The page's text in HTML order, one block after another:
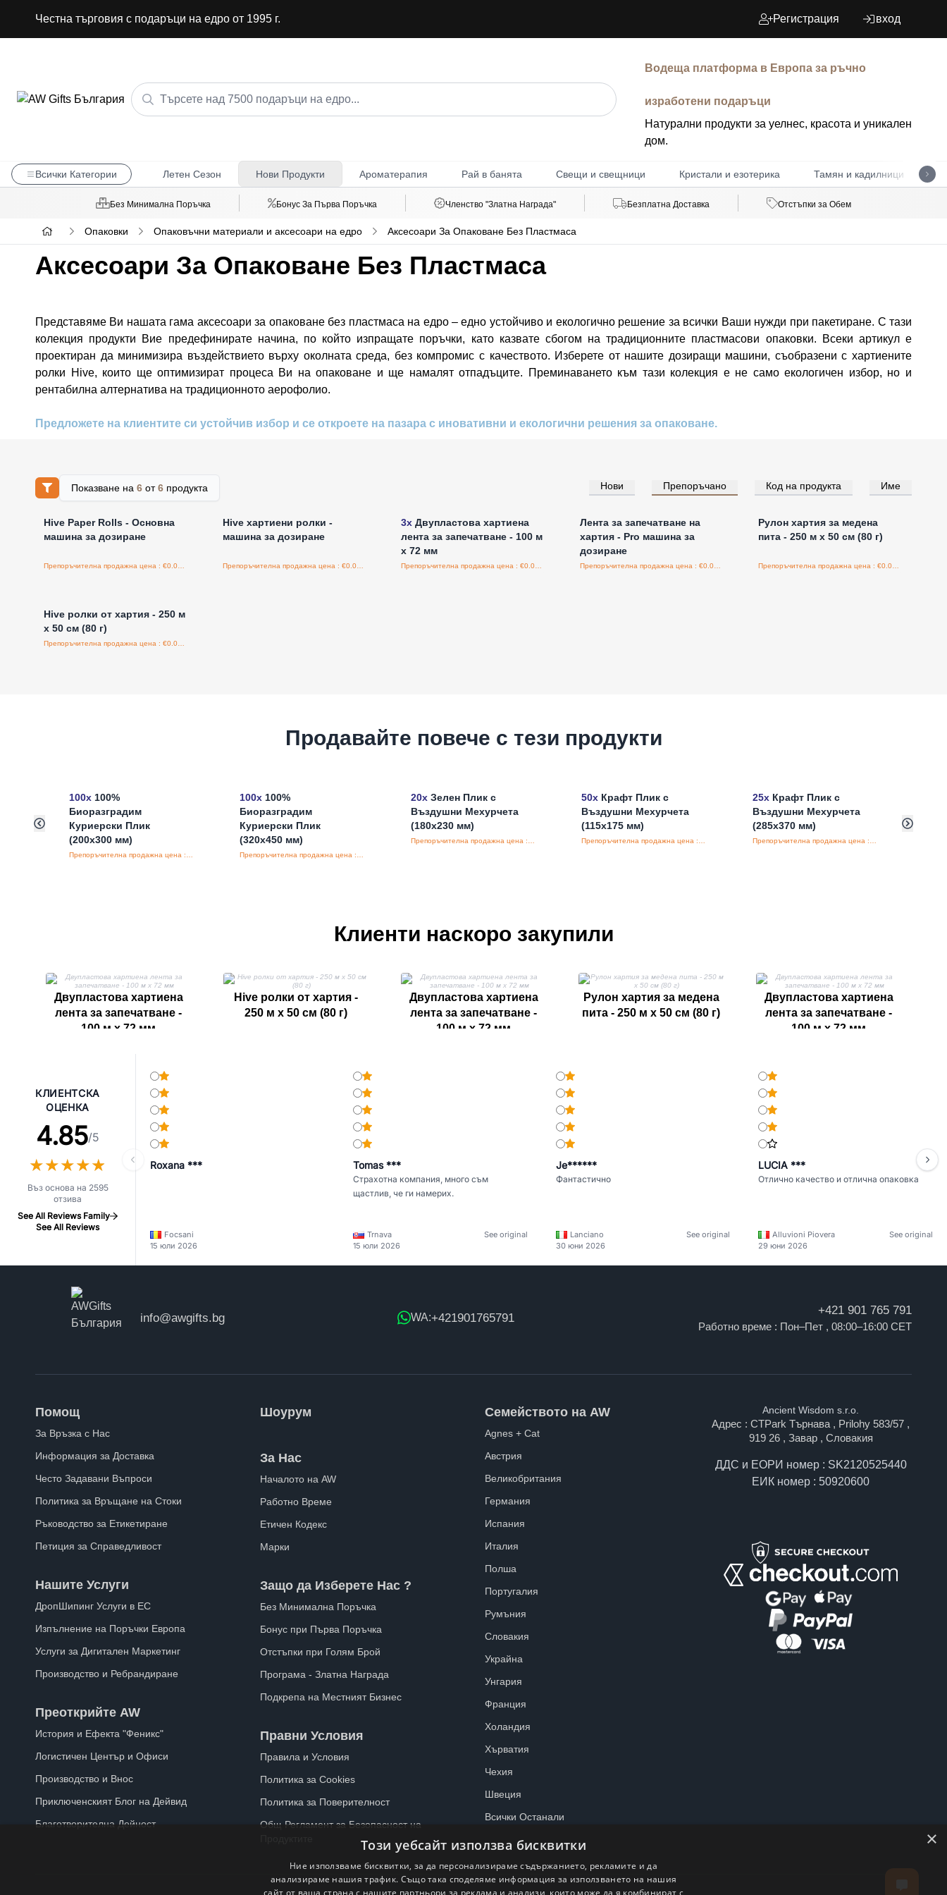
Честна търговия с подаръци на едро от 1995 г. Регистрация вход
Водеща платформа в Европа за ръчно
изработени подаръци
Натурални продукти за уелнес, красота и уникален
дом.
Всички Категории Летен Сезон Нови Продукти Ароматерапия Рай в банята Свещи и свещници Кристали и езотерика Тамян и кадилници
Без Минимална Поръчка Бонус За Първа Поръчка Членство "Златна Награда" Безплатна Доставка Отстъпки за Обем
Опаковки Опаковъчни материали и аксесоари на едро Аксесоари За Опаковане Без Пластмаса
Аксесоари За Опаковане Без Пластмаса
Представяме Ви нашата гама аксесоари за опаковане без пластмаса на едро – едно устойчиво и екологично решение за всички Ваши нужди при пакетиране. С тази
колекция продукти Вие предефинирате начина, по който изпращате поръчки, като казвате сбогом на традиционните пластмасови опаковки. Всеки артикул е
проектиран да минимизира въздействието върху околната среда, без компромис с качеството. Изберете от нашите дозиращи машини, съобразени с хартиените
ролки Hive, които ще оптимизират процеса Ви на опаковане и ще намалят отпадъците. Преминаването към тази колекция е не само екологичен избор, но и
рентабилна алтернатива на традиционното аерофолио.
Предложете на клиентите си устойчив избор и се откроете на пазара с иновативни и екологични решения за опаковане.
Показване на 6от6продукта Нови Препоръчано Код на продукта Име
Влезте за цени на едро
Hive Paper Rolls - Основна
машина за дозиране
Hive хартиени ролки -
машина за дозиране
Препоръчителна продажна цена : €0.00/бройка
3x Двупластова хартиена
лента за запечатване - 100 м
x 72 мм
Влезте за цени на едро
Лента за запечатване на
хартия - Pro машина за
дозиране
Препоръчителна продажна цена : €0.00/бройка
Влезте за цени на едро
Рулон хартия за медена
пита - 250 м x 50 см (80 г)
Hive ролки от хартия - 250 м
x 50 см (80 г)
Продавайте повече с тези продукти
100x 100%
Биоразградим
Куриерски Плик
(200x300 мм)
100x 100%
Биоразградим
Куриерски Плик
(320x450 мм)
20xЗелен Плик с
Въздушни Мехурчета
(180x230 мм)
50x Крафт Плик с
Въздушни Мехурчета
(115x175 мм)
25xКрафт Плик с
Въздушни Мехурчета
(285x370 мм)
Клиенти наскоро закупили
Двупластова хартиена
лента за запечатване -
100 м x 72 мм
Hive ролки от хартия -
250 м x 50 см (80 г)
Двупластова хартиена
лента за запечатване -
100 м x 72 мм
Рулон хартия за медена
пита - 250 м x 50 см (80 г)
Двупластова хартиена
лента за запечатване -
100 м x 72 мм
КЛИЕНТСКА
ОЦЕНКА
4.85/5
★★★★★
★★★★★
Въз основа на 2595
отзива
See All Reviews Family
See All Reviews
Roxana ***
Focsani
15 юли 2026
Tomas ***
Страхотна компания, много съм
щастлив, че ги намерих.
Trnava
See original
15 юли 2026
Je******
Фантастично
Lanciano
See original
30 юни 2026
LUCIA ***
Отлично качество и отлична опаковка
Alluvioni Piovera
See original
29 юни 2026
info@awgifts.bg WA:+421901765791
+421 901 765 791
Работно време : Пон–Пет , 08:00–16:00 CET
Помощ
За Връзка с Нас
Информация за Доставка
Често Задавани Въпроси
Политика за Връщане на Стоки
Ръководство за Етикетиране
Петиция за Справедливост
Нашите Услуги
ДропШипинг Услуги в ЕС
Изпълнение на Поръчки Европа
Услуги за Дигитален Маркетинг
Производство и Ребрандиране
Преоткрийте AW
История и Ефекта "Феникс"
Логистичен Център и Офиси
Производство и Внос
Приключенският Блог на Дейвид
Благотворителна Дейност
Шоурум
За Нас
Началото на AW
Работно Време
Етичен Кодекс
Марки
Защо да Изберете Нас ?
Без Минимална Поръчка
Бонус при Първа Поръчка
Отстъпки при Голям Брой
Програма - Златна Награда
Подкрепа на Местният Бизнес
Правни Условия
Правила и Условия
Политика за Cookies
Политика за Поверителност
Общ Регламент за Безопасност на
Семейството на AW
Agnes + Cat
Австрия
Великобритания
Германия
Испания
Италия
Полша
Португалия
Румъния
Словакия
Украйна
Унгария
Франция
Холандия
Хърватия
Чехия
Швеция
Всички Останали
Ancient Wisdom s.r.o.
Адрес : CTPark Търнава , Prilohy 583/57 ,
919 26 , Завар , Словакия
ДДС и ЕОРИ номер : SK2120525440
ЕИК номер : 50920600
×
Този уебсайт използва бисквитки
Ние използваме бисквитки, за да персонализираме съдържанието, рекламите и да
анализираме нашия трафик. Също така споделяме информация за използването на нашия
сайт от ваша страна с нашите партньори за реклама и анализи, които може да я комбинират с